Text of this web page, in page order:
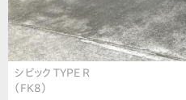
シビック TYPE R
（FK8）